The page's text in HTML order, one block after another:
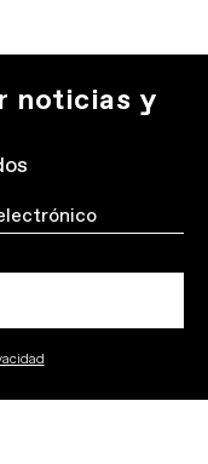
noticias y